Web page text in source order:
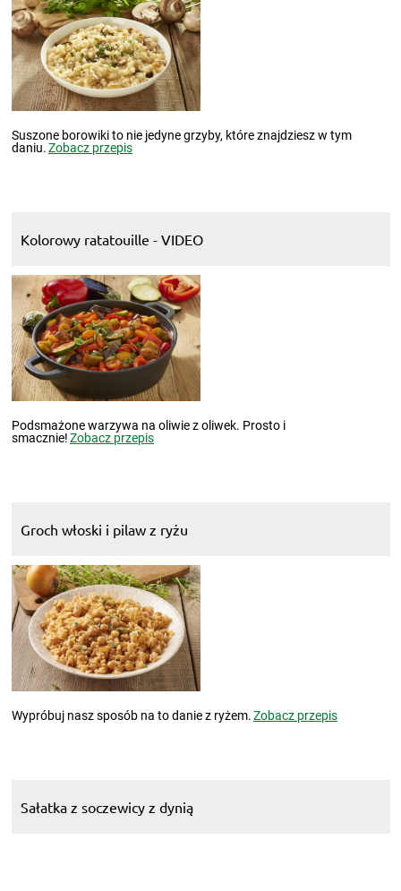
Suszone borowiki to nie jedyne grzyby, które znajdziesz w tym
daniu.Zobacz przepis
Kolorowy ratatouille - VIDEO
Podsmażone warzywa na oliwie z oliwek. Prosto i
smacznie!Zobacz przepis
Groch włoski i pilaw z ryżu
Wypróbuj nasz sposób na to danie z ryżem.Zobacz przepis
Sałatka z soczewicy z dynią